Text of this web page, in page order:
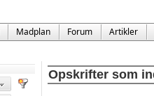
Madplan Forum Artikler
Opskrifter som